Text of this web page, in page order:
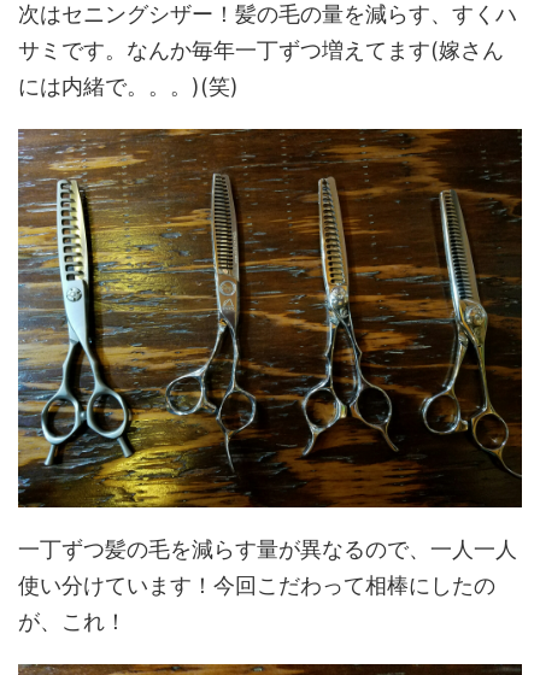
次はセニングシザー！髪の毛の量を減らす、すくハ
サミです。なんか毎年一丁ずつ増えてます(嫁さん
には内緒で。。。)(笑)
一丁ずつ髪の毛を減らす量が異なるので、一人一人
使い分けています！今回こだわって相棒にしたの
が、これ！